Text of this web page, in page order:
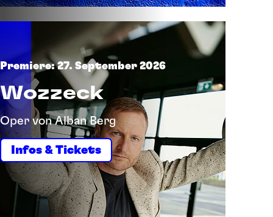
Premiere: 27. September 2026
Wozzeck
Oper von Alban Berg
Infos & Tickets